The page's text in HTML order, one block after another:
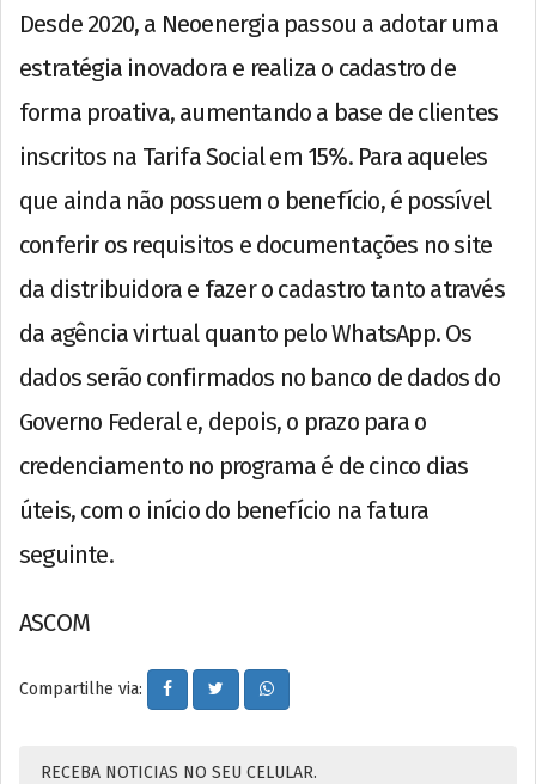
Desde 2020, a Neoenergia passou a adotar uma
estratégia inovadora e realiza o cadastro de
forma proativa, aumentando a base de clientes
inscritos na Tarifa Social em 15%. Para aqueles
que ainda não possuem o benefício, é possível
conferir os requisitos e documentações no site
da distribuidora e fazer o cadastro tanto através
da agência virtual quanto pelo WhatsApp. Os
dados serão confirmados no banco de dados do
Governo Federal e, depois, o prazo para o
credenciamento no programa é de cinco dias
úteis, com o início do benefício na fatura
seguinte.
ASCOM
Compartilhe via:
RECEBA NOTICIAS NO SEU CELULAR.